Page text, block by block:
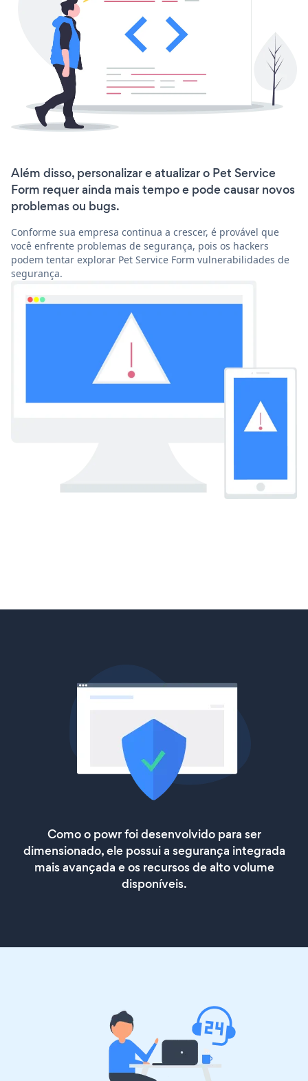
Além disso, personalizar e atualizar o Pet Service
Form requer ainda mais tempo e pode causar novos
problemas ou bugs.
Conforme sua empresa continua a crescer, é provável que
você enfrente problemas de segurança, pois os hackers
podem tentar explorar Pet Service Form vulnerabilidades de
segurança.
Como o powr foi desenvolvido para ser
dimensionado, ele possui a segurança integrada
mais avançada e os recursos de alto volume
disponíveis.